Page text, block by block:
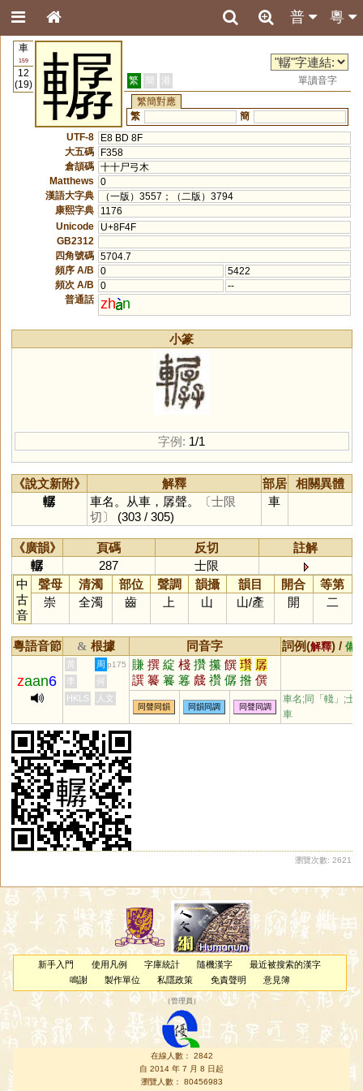
粵
普
車
159
12
(19)
轏 繁 簡 港
單讀音字
繁簡對應
繁
簡
UTF-8
E8 BD 8F
大五碼
F358
倉頡碼 十十尸弓木
Matthews
0
漢語大字典
（一版）3557；（二版）3794
康熙字典
1176
Unicode
U+8F4F
GB2312
四角號碼 5704.7
頻序 A/B
0
5422
頻次 A/B
0
--
普通話 zh n
小篆
字例: 1/1
《說文新附》 解釋 部居
相關異體
轏
車名。从車，孱聲。
〔士限
切〕
(303 / 305)
車
《廣韻》 頁碼 反切
註解
轏
287
士限
中
古
音
聲母 清濁 部位 聲調 韻攝 韻目 開合
等第
崇
全濁 齒 上 山 山/產 開 二
粵語音節 & 根據 同音字 詞例(解釋) / 備
zaan6
黃 周 p175 賺 撰 綻 棧 攢 攥 饌 瓚 孱
譔 䉵 籑 篹 虥 禶 僝 揝 僎
輚
李
何
HKLS
人文
同聲同韻 同韻同調 同聲同調
車名;同「輚 」;士
車
瀏覽次數: 2621
新手入門 使用凡例 字庫統計 隨機漢字
最近被搜索的漢字
鳴謝
製作單位 私隱政策 免責聲明 意見簿
（管理員 ）
在線人數： 2842
自 2014 年 7 月 8 日起
瀏覽人數： 80456983